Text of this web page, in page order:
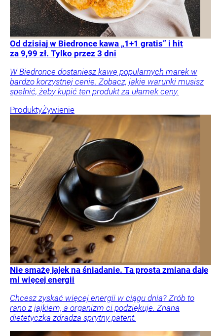
Od dzisiaj w Biedronce kawa „1+1 gratis” i hit
za 9,99 zł. Tylko przez 3 dni
W Biedronce dostaniesz kawę popularnych marek w
bardzo korzystnej cenie. Zobacz, jakie warunki musisz
spełnić, żeby kupić ten produkt za ułamek ceny.
ProduktyŻywienie
Nie smażę jajek na śniadanie. Ta prosta zmiana daje
mi więcej energii
Chcesz zyskać więcej energii w ciągu dnia? Zrób to
rano z jajkiem, a organizm ci podziękuje. Znana
dietetyczka zdradza sprytny patent.